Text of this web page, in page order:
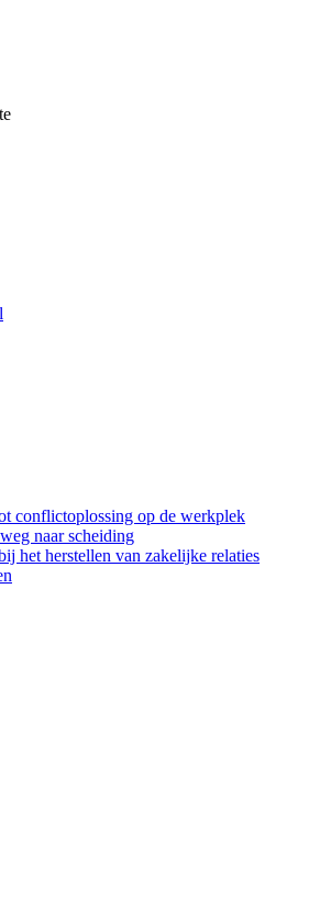
conflictoplossing op de werkplek
naar scheiding
het herstellen van zakelijke relaties